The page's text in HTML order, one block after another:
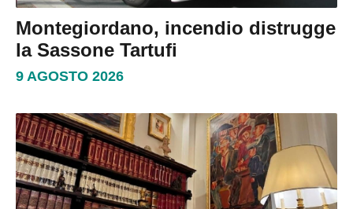
Montegiordano, incendio distrugge
la Sassone Tartufi
9 AGOSTO 2026